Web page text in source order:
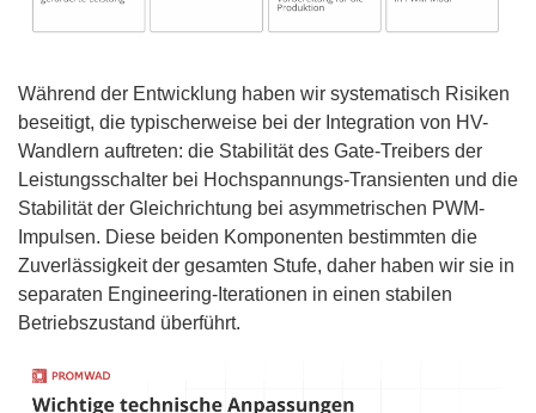
Während der Entwicklung haben wir systematisch Risiken
beseitigt, die typischerweise bei der Integration von HV-
Wandlern auftreten: die Stabilität des Gate-Treibers der
Leistungsschalter bei Hochspannungs-Transienten und die
Stabilität der Gleichrichtung bei asymmetrischen PWM-
Impulsen. Diese beiden Komponenten bestimmten die
Zuverlässigkeit der gesamten Stufe, daher haben wir sie in
separaten Engineering-Iterationen in einen stabilen
Betriebszustand überführt.